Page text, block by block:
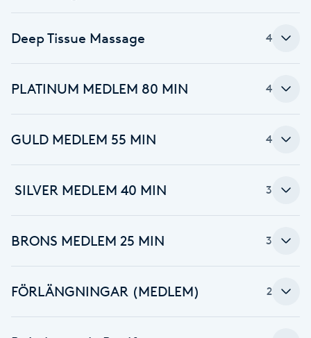
Fransk manikyr
Frekvensterapi
Friskvårdsmassage
Frisör
Deep Tissue Massage 4
PLATINUM MEDLEM 80 MIN 4
GULD MEDLEM 55 MIN 4
️ SILVER MEDLEM 40 MIN 3
BRONS MEDLEM 25 MIN 3
FÖRLÄNGNINGAR (MEDLEM) 2